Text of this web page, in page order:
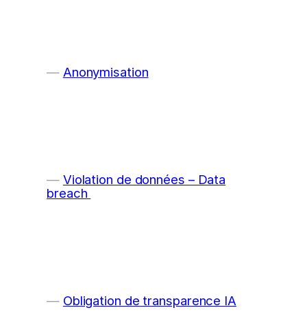
Anonymisation
Violation de données – Data
breach
Obligation de transparence IA